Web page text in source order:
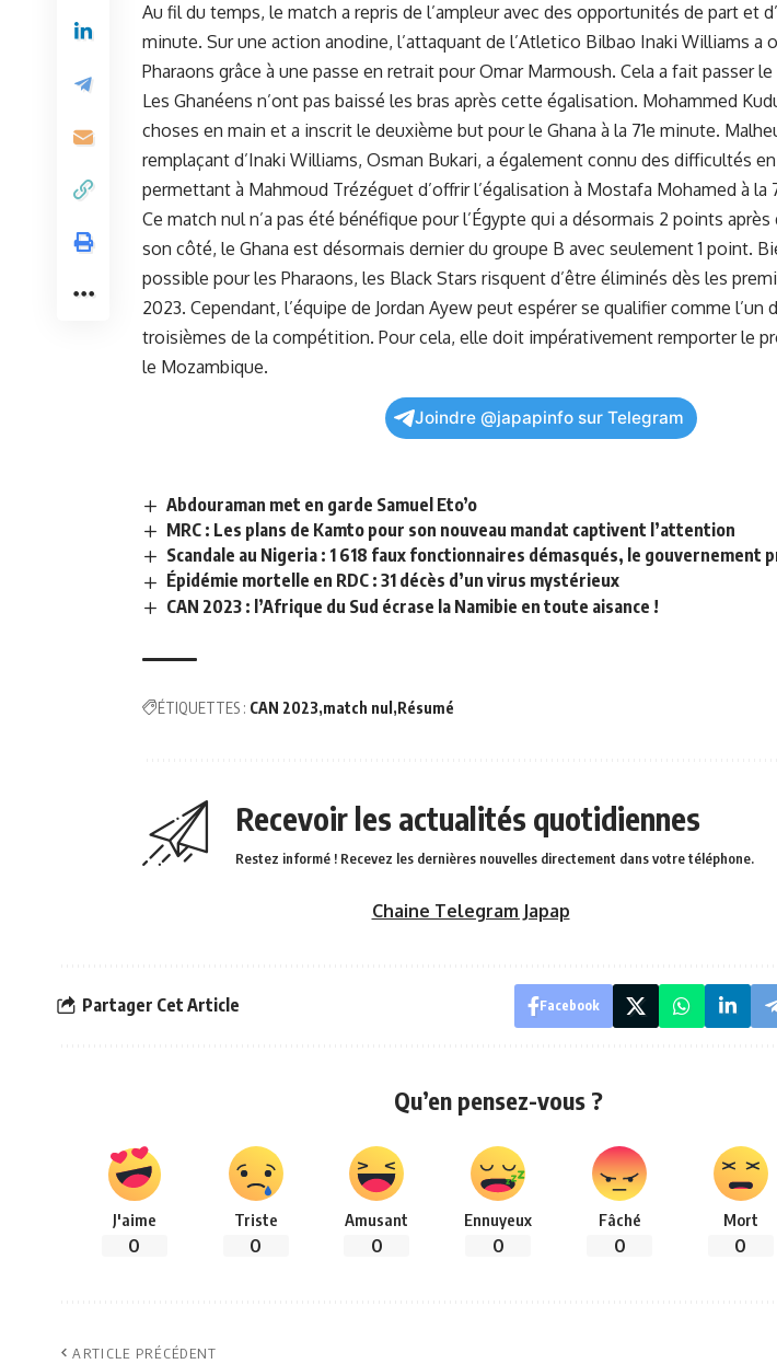
Au fil du ‌temps, le ‍match a repris de l’ampleur avec des opportunités de part et
minute. Sur une action anodine, l’attaquant de l’Atletico Bilbao ‍Inaki Williams a
Pharaons grâce à​ une ​passe en retrait pour Omar Marmoush. Cela a fait passer⁣ le
Les Ghanéens n’ont pas baissé les ‍bras après cette égalisation. Mohammed
choses en main et ⁣a inscrit le deuxième but pour le Ghana à la 71e minute.
remplaçant d’Inaki Williams, ⁢Osman Bukari, a‍ également connu des difficultés en
permettant à Mahmoud Trézéguet d’offrir l’égalisation à Mostafa​ Mohamed à la
Ce match nuln’a pas été bénéfique pour l’Égypte qui a désormais 2⁤ points
son côté, le Ghana est désormais dernier du groupe B avec seulement 1 point.
possible pour les Pharaons, les Black Stars‌ risquent d’être éliminés dès les
2023. Cependant, l’équipe de Jordan Ayew peut espérer se‌ qualifier⁢ comme l’un
‌troisièmes de la compétition. Pour cela, elle doit impérativement remporter le
le Mozambique.
Joindre @japapinfo sur Telegram
Abdouraman met en garde Samuel Eto’o
MRC : Les plans de Kamto pour son nouveau mandat captivent l’attention
Scandale au Nigeria : 1 618 faux fonctionnaires démasqués, le gouvernement
Épidémie mortelle en RDC : 31 décès d’un virus mystérieux
CAN 2023 : l’Afrique du Sud écrase la Namibie en toute aisance !
ÉTIQUETTES : CAN 2023 match nul Résumé
Recevoir les actualités quotidiennes
Restez informé ! Recevez les dernières nouvelles directement dans votre téléphone.
Chaine Telegram Japap
Partager Cet Article Facebook
Qu’en pensez-vous ?
J'aime
0
Triste
0
Amusant
0
Ennuyeux
0
Fâché
0
Mort
0
ARTICLE PRÉCÉDENT